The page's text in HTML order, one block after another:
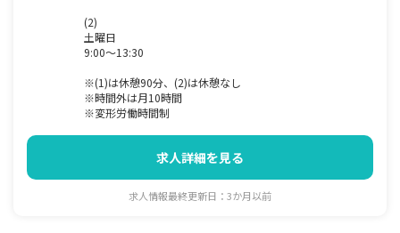
(2)
土曜日
9:00～13:30
※(1)は休憩90分、(2)は休憩なし
※時間外は月10時間
※変形労働時間制
求人詳細を見る
求人情報最終更新日：3か月以前